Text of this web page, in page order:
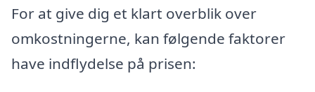
For at give dig et klart overblik over
omkostningerne, kan følgende faktorer
have indflydelse på prisen: